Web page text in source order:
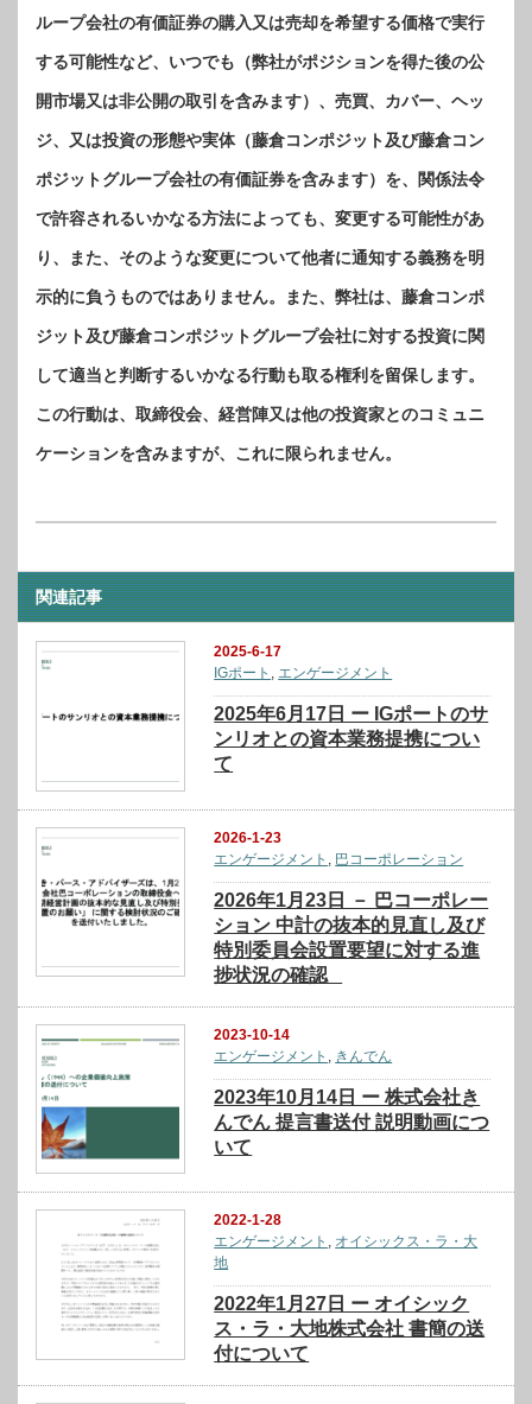
ループ会社の有価証券の購入又は売却を希望する価格で実行
する可能性など、いつでも（弊社がポジションを得た後の公
開市場又は非公開の取引を含みます）、売買、カバー、ヘッ
ジ、又は投資の形態や実体（藤倉コンポジット及び藤倉コン
ポジットグループ会社の有価証券を含みます）を、関係法令
で許容されるいかなる方法によっても、変更する可能性があ
り、また、そのような変更について他者に通知する義務を明
示的に負うものではありません。また、弊社は、藤倉コンポ
ジット及び藤倉コンポジットグループ会社に対する投資に関
して適当と判断するいかなる行動も取る権利を留保します。
この行動は、取締役会、経営陣又は他の投資家とのコミュニ
ケーションを含みますが、これに限られません。
関連記事
2025-6-17
IGポート , エンゲージメント
2025年6月17日 ー IGポートのサ
ンリオとの資本業務提携につい
て
2026-1-23
エンゲージメント
巴コーポレーション
2026年1月23日 － 巴コーポレー
ション 中計の抜本的見直し及び
特別委員会設置要望に対する進
捗状況の確認
2023-10-14
エンゲージメント
きんでん
2023年10月14日 ー 株式会社き
んでん 提言書送付 説明動画につ
いて
2022-1-28
エンゲージメント , オイシックス・ラ・大
地
2022年1月27日 ー オイシック
ス・ラ・大地株式会社 書簡の送
付について